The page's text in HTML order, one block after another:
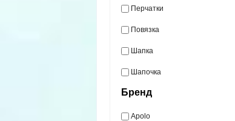
Перчатки
Повязка
Шапка
Шапочка
Бренд
Apolo